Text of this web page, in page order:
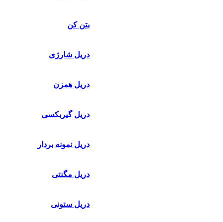
بتن کن
دریل شارژی
دریل همزن
دریل گیربکسی
دریل نمونه بردار
دریل مگنتی
دریل ستونی